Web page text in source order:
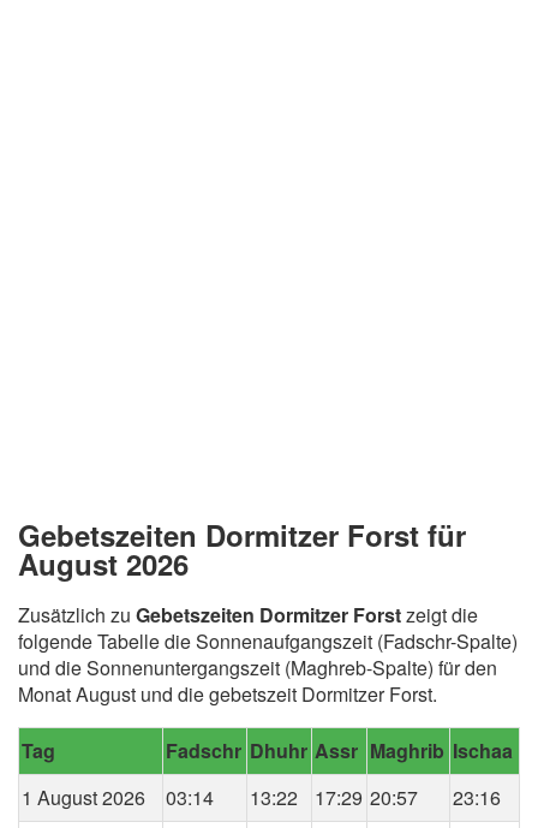
Gebetszeiten Dormitzer Forst für
August 2026
Zusätzlich zu Gebetszeiten Dormitzer Forstzeigt die
folgende Tabelle die Sonnenaufgangszeit (Fadschr-Spalte)
und die Sonnenuntergangszeit (Maghreb-Spalte) für den
Monat August und die gebetszeit Dormitzer Forst.
Tag Fadschr Dhuhr Assr Maghrib Ischaa
1 August 2026
03:14 13:22 17:29 20:57
23:16